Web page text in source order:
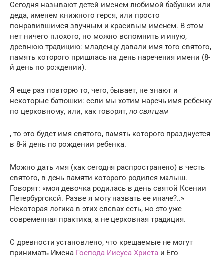
Сегодня называют детей именем любимой бабушки или
деда, именем книжного героя, или просто
понравившимся звучным и красивым именем. В этом
нет ничего плохого, но можно вспомнить и иную,
древнюю традицию: младенцу давали имя того святого,
память которого пришлась на день наречения имени (8-
й день по рождении).
Я еще раз повторю то, чего, бывает, не знают и
некоторые батюшки: если мы хотим наречь имя ребенку
по церковному, или, как говорят, по святцам
, то это будет имя святого, память которого празднуется
в 8-й день по рождении ребенка.
Можно дать имя (как сегодня распространено) в честь
святого, в день памяти которого родился малыш.
Говорят: «моя девочка родилась в день святой Ксении
Петербургской. Разве я могу назвать ее иначе?..»
Некоторая логика в этих словах есть, но это уже
современная практика, а не церковная традиция.
С древности установлено, что крещаемые не могут
принимать Имена Господа Иисуса Христа и Его